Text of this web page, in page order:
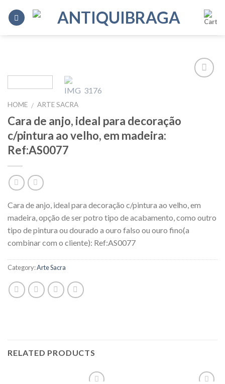
HOME / ARTE SACRA
Cara de anjo, ideal para decoração
c/pintura ao velho, em madeira:
Ref:AS0077
Cara de anjo, ideal para decoração c/pintura ao velho, em
madeira, opção de ser potro tipo de acabamento, como outro
tipo de pintura ou dourado a ouro falso ou ouro fino(a
combinar com o cliente): Ref:AS0077
Category:Arte Sacra
RELATED PRODUCTS